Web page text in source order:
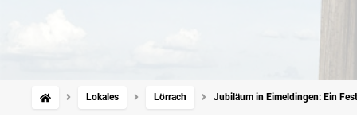
Lokales Lörrach Jubiläum in Eimeldingen: Ein